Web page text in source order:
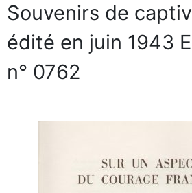
Souvenirs de
édité en juin 1943
n° 0762